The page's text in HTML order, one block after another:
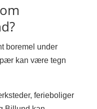
boremel under
kan være tegn
ferieboliger